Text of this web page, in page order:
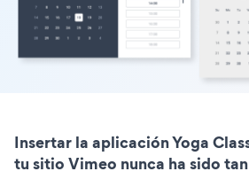
Insertar la aplicación Yoga
tu sitio Vimeo nunca ha sido